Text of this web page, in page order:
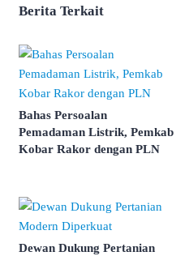
Berita Terkait
Bahas Persoalan
Pemadaman Listrik, Pemkab
Kobar Rakor dengan PLN
Dewan Dukung Pertanian